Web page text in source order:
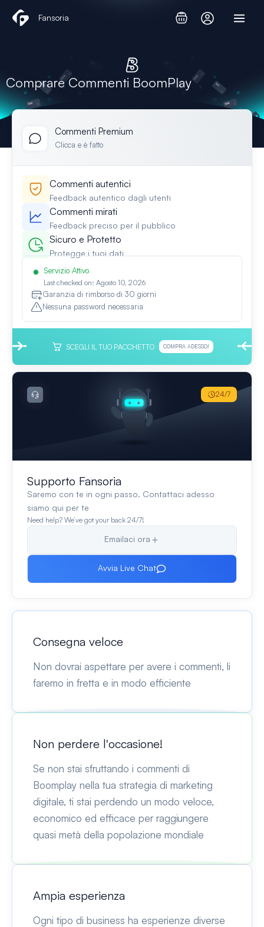
Fansoria
Comprare Commenti BoomPlay
Commenti Premium
Clicca e è fatto
Commenti autentici
Feedback autentico dagli utenti
Commenti mirati
Feedback preciso per il pubblico
Sicuro e Protetto
Protegge i tuoi dati
Servizio Attivo
Last checked on: Agosto 10, 2026
Garanzia di rimborso di 30 giorni
Nessuna password necessaria
SCEGLI IL TUO PACCHETTO COMPRA ADESSO!
Supporto Fansoria
Saremo con te in ogni passo. Contattaci adesso
siamo qui per te
Need help? We’ve got your back 24/7!
Emailaci ora
Avvia Live Chat
24/7
Consegna veloce
Non dovrai aspettare per avere i commenti, li
faremo in fretta e in modo efficiente
Non perdere l'occasione!
Se non stai sfruttando i commenti di
Boomplay nella tua strategia di marketing
digitale, ti stai perdendo un modo veloce,
economico ed efficace per raggiungere
quasi metà della popolazione mondiale
Ampia esperienza
Ogni tipo di business ha esperienze diverse